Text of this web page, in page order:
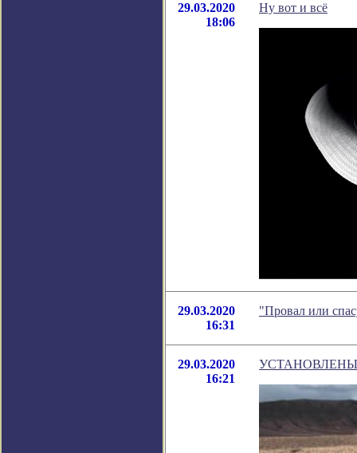
29.03.2020
18:06
Ну вот и всё
29.03.2020
16:31
"Провал или
29.03.2020
16:21